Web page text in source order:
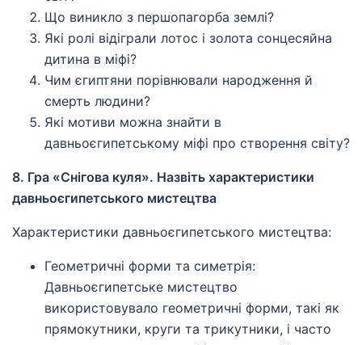
Що виникло з першопагорба землі?
Які ролі відіграли лотос і золота сонцесяйна
дитина в міфі?
Чим єгиптяни порівнювали народження й
смерть людини?
Які мотиви можна знайти в
давньоєгипетському міфі про створення світу?
8. Гра «Снігова куля». Назвіть характеристики
давньоєгипетського мистецтва
Характеристики давньоєгипетського мистецтва:
Геометричні форми та симетрія:
Давньоєгипетське мистецтво
використовувало геометричні форми, такі як
прямокутники, круги та трикутники, і часто